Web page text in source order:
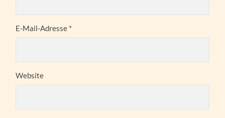
E-Mail-Adresse *
Website